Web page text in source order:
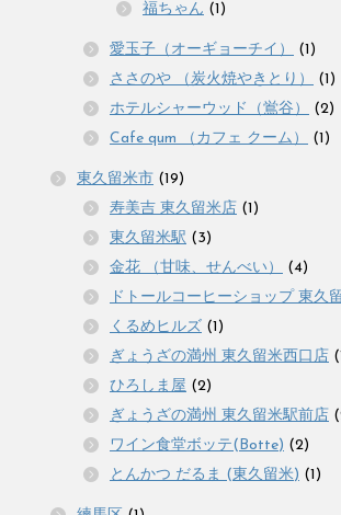
福ちゃん (1)
愛玉子（オーギョーチイ）
(1)
ささのや （炭火焼やきとり）
(1)
ホテルシャーウッド（鴬谷）
(2)
Cafe qum （カフェ クーム）
(1)
東久留米市 (19)
寿美吉 東久留米店 (1)
東久留米駅 (3)
金花 （甘味、せんべい）
(4)
ドトールコーヒーショップ 東久
くるめヒルズ (1)
ぎょうざの満州 東久留米西口店
ひろしま屋 (2)
ぎょうざの満州 東久留米駅前店
ワイン食堂ボッテ(Botte) (2)
とんかつ だるま (東久留米) (1)